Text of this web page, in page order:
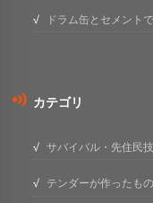
ドラム缶とセメント
カテゴリ
サバイバル・先住民
テンダーが作ったもの